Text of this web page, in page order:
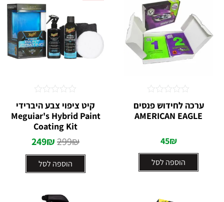
ערכה לחידוש פנסים
AMERICAN EAGLE
45₪
הוספה לסל
0
מתוך
קיט ציפוי צבע היברידי
Meguiar's Hybrid Paint
Coating Kit
299₪
249₪
הוספה לסל
0
מתוך
5